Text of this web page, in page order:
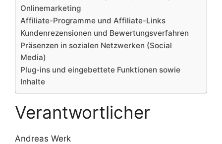
Onlinemarketing
Affiliate-Programme und Affiliate-Links
Kundenrezensionen und Bewertungsverfahren
Präsenzen in sozialen Netzwerken (Social
Media)
Plug-ins und eingebettete Funktionen sowie
Inhalte
Verantwortlicher
Andreas Werk